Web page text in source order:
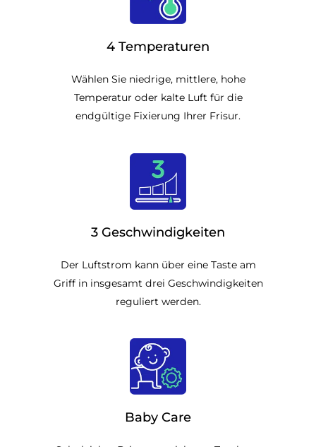
4 Temperaturen
Wählen Sie niedrige, mittlere, hohe
Temperatur oder kalte Luft für die
endgültige Fixierung Ihrer Frisur.
3 Geschwindigkeiten
Der Luftstrom kann über eine Taste am
Griff in insgesamt drei Geschwindigkeiten
reguliert werden.
Baby Care